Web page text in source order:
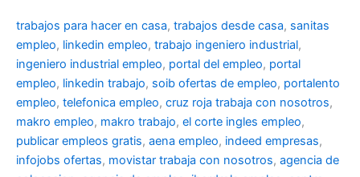
trabajos para hacer en casa, trabajos desde casa, sanitas
empleo, linkedin empleo, trabajo ingeniero industrial,
ingeniero industrial empleo, portal del empleo, portal
empleo, linkedin trabajo, soib ofertas de empleo, portalento
empleo, telefonica empleo, cruz roja trabaja con nosotros,
makro empleo, makro trabajo, el corte ingles empleo,
publicar empleos gratis, aena empleo, indeed empresas,
infojobs ofertas, movistar trabaja con nosotros, agencia de